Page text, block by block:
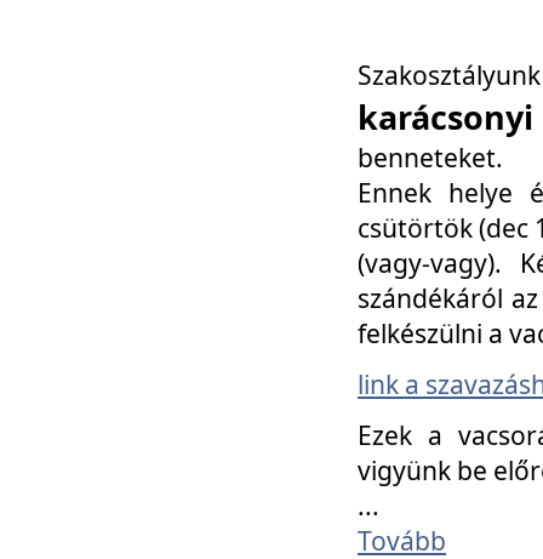
benneteket.
Ennek helye
csütörtök (dec
(vagy-vagy).
szándékáról
felkészülni a
link a
Ezek a
vigyünk be
...
Tovább